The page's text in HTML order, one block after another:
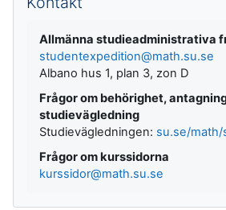
Allmänna studieadministrativa
studentexpedition@math.su.se
Albano hus 1, plan 3, zon D
Frågor om behörighet,
studievägledning
Studievägledningen: su.se/
Frågor om kurssidorna
kurssidor@math.su.se